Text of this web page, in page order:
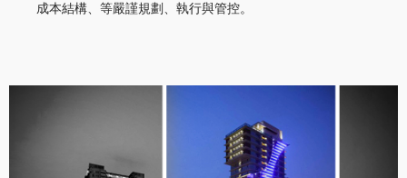
成本結構、等嚴謹規劃、執行與管控。